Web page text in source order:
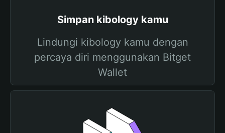
Simpan kibology kamu
Lindungi kibology kamu dengan
percaya diri menggunakan Bitget
Wallet